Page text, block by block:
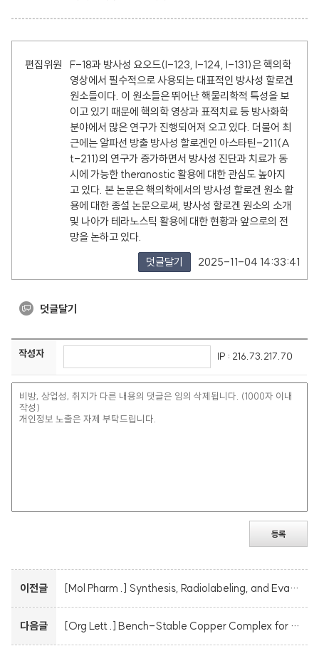
편집위원
F-18과 방사성 요오드(I-123, I-124, I-131)은 핵의학
영상에서 필수적으로 사용되는 대표적인 방사성 할로겐
원소들이다. 이 원소들은 뛰어난 핵물리학적 특성을 보
이고 있기 때문에 핵의학 영상과 표적치료 등 방사화학
분야에서 많은 연구가 진행되어져 오고 있다. 더불어 최
근에는 알파선 방출 방사성 할로겐인 아스타틴-211(A
t-211)의 연구가 증가하면서 방사성 진단과 치료가 동
시에 가능한 theranostic 활용에 대한 관심도 높아지
고 있다. 본 논문은 핵의학에서의 방사성 할로겐 원소 활
용에 대한 종설 논문으로써, 방사성 할로겐 원소의 소개
및 나아가 테라노스틱 활용에 대한 현황과 앞으로의 전
망을 논하고 있다.
덧글달기
2025-11-04 14:33:41
덧글달기
작성자 IP : 216.73.217.70
등록
이전글 [Mol Pharm .] Synthesis, Radiolabeling, and Evaluation of a Dimeric Fibroblast Activation Protein Inhibitor with a Triazine Linker
다음글 [Org Lett .] Bench-Stable Copper Complex for Trifluoromethylation and 18F-Labeling of Aryl Iodides